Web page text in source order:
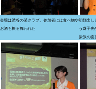
会場は渋谷の某クラブ。参加者には食べ物や
お酒も振る舞われた
初顔出し
う冴子先
緊張の面